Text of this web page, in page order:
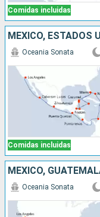
Comidas incluidas
Comidas incluidas
Oceania Sonata
Oceania Sonata